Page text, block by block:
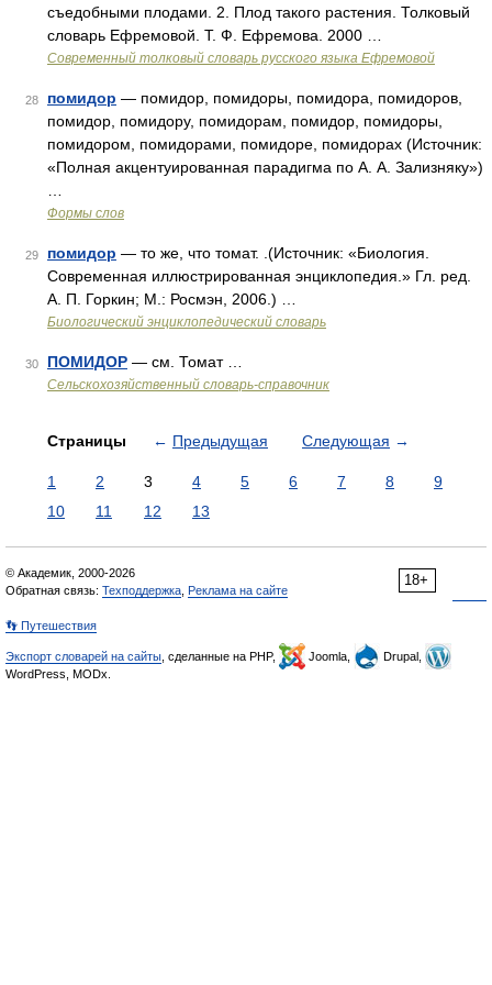
съедобными плодами. 2. Плод такого растения. Толковый
словарь Ефремовой. Т. Ф. Ефремова. 2000 …
Современный толковый словарь русского языка Ефремовой
28 помидор — помидор, помидоры, помидора, помидоров,
помидор, помидору, помидорам, помидор, помидоры,
помидором, помидорами, помидоре, помидорах (Источник:
«Полная акцентуированная парадигма по А. А. Зализняку»)
Формы слов
29 помидор — то же, что томат. .(Источник: «Биология.
Современная иллюстрированная энциклопедия.» Гл. ред.
А. П. Горкин; М.: Росмэн, 2006.) …
Биологический энциклопедический словарь
30 ПОМИДОР — см. Томат …
Сельскохозяйственный словарь-справочник
Страницы ← Предыдущая Следующая →
1 2 3 4 5 6 7 8
9
10
11 12 13
18+
© Академик, 2000-2026
Обратная связь: Техподдержка Реклама на сайте
👣 Путешествия
Экспорт словарей на сайты , сделанные на PHP, Joomla,
Drupal,
WordPress, MODx.